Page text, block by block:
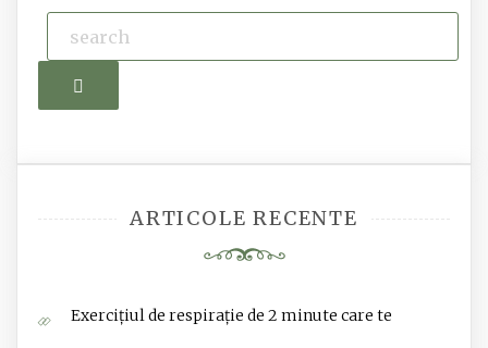
Search
ARTICOLE RECENTE
Exercițiul de respirație de 2 minute care te